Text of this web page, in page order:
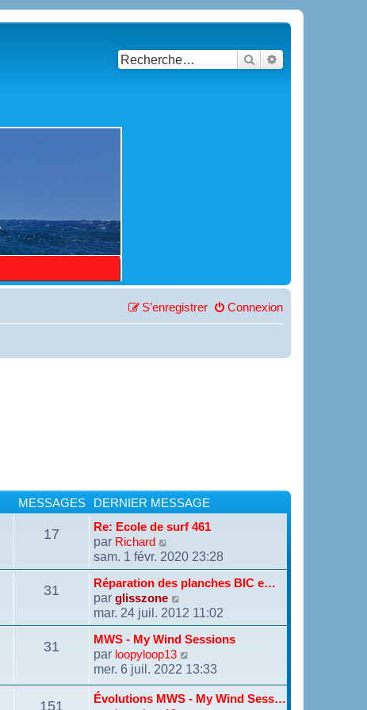
Rechercher
Connexion
S’enregistrer
MESSAGES DERNIER MESSAGE
17 Re: Ecole de surf 461
par Richard
o
i
r
l
e
d
e
r
n
i
r
m
sam. 1 févr. 2020 23:28
31 Réparation des planches BIC e…
par glisszone
o
i
r
l
e
d
e
r
mar. 24 juil. 2012 11:02
31 MWS - My Wind Sessions
par loopyloop13
o
l
mer. 6 juil. 2022 13:33
151 Évolutions MWS - My Wind Sess…